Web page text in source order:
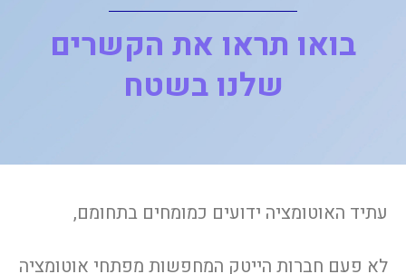
בואו תראו את הקשרים
שלנו בשטח
עתיד האוטומציה ידועים כמומחים בתחומם,
לא פעם חברות הייטק המחפשות מפתחי אוטומציה